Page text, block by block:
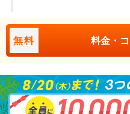
無料 料金・